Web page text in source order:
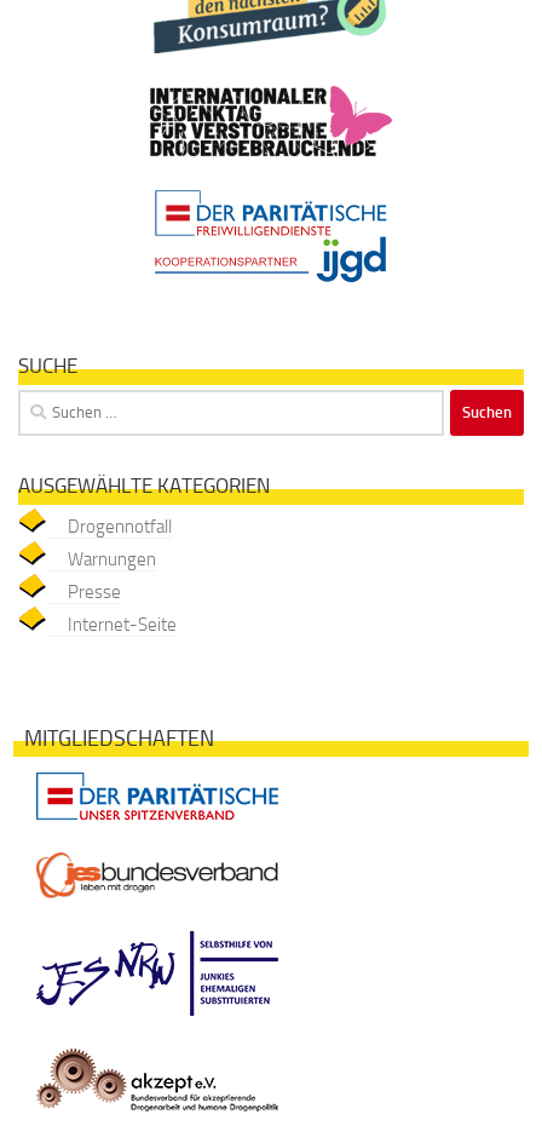
SUCHE
Suchen
nach:
AUSGEWÄHLTE KATEGORIEN
Drogennotfall
Warnungen
Presse
Internet-Seite
MITGLIEDSCHAFTEN